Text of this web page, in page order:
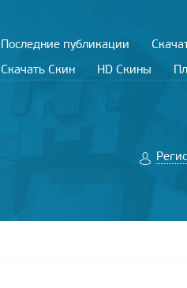
Последние публикации
Скачать Скин
HD Скины